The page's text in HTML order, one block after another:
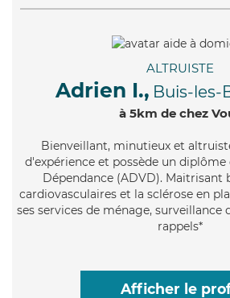
ALTRUISTE
Adrien I., Buis-les-
à 5km de chez
Bienveillant, minutieux et
d'expérience et possède un diplôme
Dépendance (ADVD). Maitrisant
cardiovasculaires et la sclérose en
ses services de ménage, surveillance
rappels*
Afficher le